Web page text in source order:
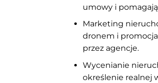
umowy i
Marketing
dronem i
przez agencje.
Wycenianie
określenie realnej